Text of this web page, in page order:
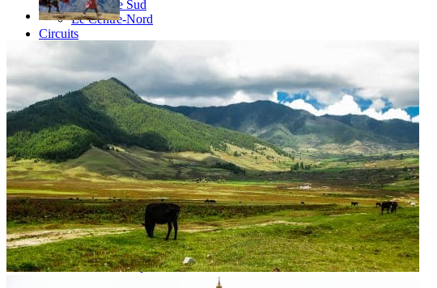
L’Est et le Sud
Le Centre-Nord
Circuits
Organisation
Sur-mesure
Petit groupe
Ambiance
Classique
Aventure
Hors sentiers battus
Nature
Où et quand partir ?
Printemps
Été
Automne
Hiver
Infos pratiques
Préparer son voyage
Hôtels partenaires
Présentation du Bhoutan